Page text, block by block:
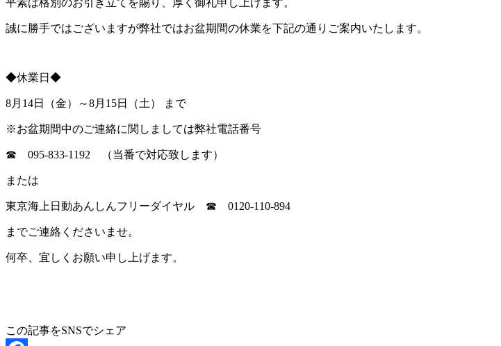
平素は格別のお引き立てを賜り、厚く御礼申し上げます。
誠に勝手ではございますが弊社ではお盆期間の休業を下記の通りご案内いたします。
◆休業日◆
8月14日（金）～8月15日（土） まで
※お盆期間中のご連絡に関しましては弊社電話番号
☎ 095-833-1192 （当番で対応致します）
または
東京海上日動あんしんフリーダイヤル ☎ 0120-110-894
までご連絡くださいませ。
何卒、宜しくお願い申し上げます。
この記事をSNSでシェア